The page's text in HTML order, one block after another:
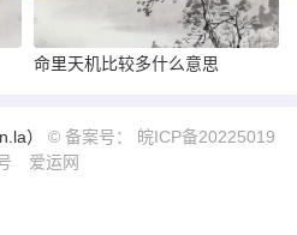
命里天机比较多什么意思
） © 备案号： 皖ICP备20225019
爱运网